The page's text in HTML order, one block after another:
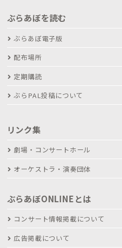
ぶらあぼを読む
ぶらあぼ電子版
配布場所
定期購読
ぶらPAL投稿について
リンク集
劇場・コンサートホール
オーケストラ・演奏団体
ぶらあぼONLINEとは
コンサート情報掲載について
広告掲載について